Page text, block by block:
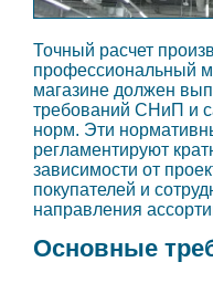
Точный расчет
профессиональный
магазине должен
требований СНиП и
норм. Эти
регламентируют
зависимости от
покупателей и
направления
Основные